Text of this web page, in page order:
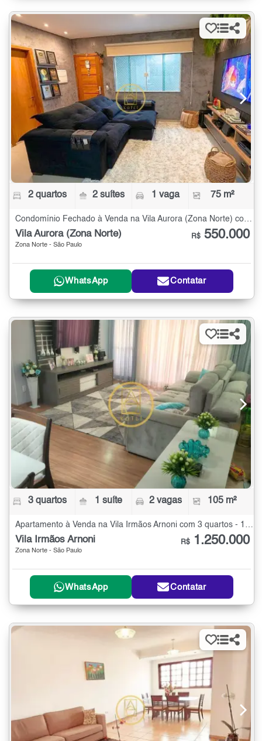
2 quartos 2 suítes 1 vaga 75 m²
Vila Aurora (Zona Norte)
Zona Norte - São Paulo
R$ 550.000
WhatsApp Contatar
3 quartos 1 suíte 2 vagas 105 m²
Vila Irmãos Arnoni
Zona Norte - São Paulo
R$ 1.250.000
WhatsApp Contatar